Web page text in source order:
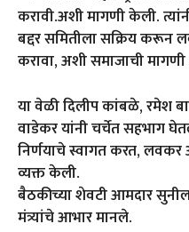
करावी.अशी मागणी केली.
बद्दर समितीला सक्रिय
करावा, अशी समाजाची
या वेळी दिलीप कांबळे, रमेश
वाडेकर यांनी चर्चेत सहभाग
निर्णयाचे स्वागत करत, लवकर
व्यक्त केली.
बैठकीच्या शेवटी आमदार
मंत्र्यांचे आभार मानले.